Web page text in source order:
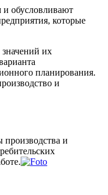
и обусловливают
которые
их
планирования.
и
производства и